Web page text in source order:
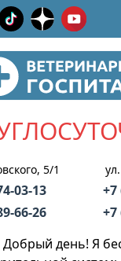
5/1
03-13
66-26
+7
+7
Добрый день! Я